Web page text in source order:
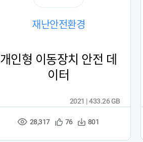
재난안전환경
개인형 이동장치 안전 데
이터
조 28,317
관 76
다 801
2021 | 433.26 GB